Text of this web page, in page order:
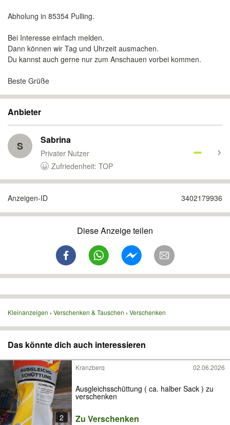
Abholung in 85354 Pulling.
Bei Interesse einfach melden.
Dann können wir Tag und Uhrzeit ausmachen.
Du kannst auch gerne nur zum Anschauen vorbei kommen.
Beste Grüße
Anbieter
S Sabrina
Privater Nutzer
Zufriedenheit: TOP
Anzeigen-ID 3402179936
Diese Anzeige teilen
Kleinanzeigen Verschenken & Tauschen Verschenken
Das könnte dich auch interessieren
2
Kranzberg 02.06.2026
Ausgleichsschüttung ( ca. halber Sack ) zu
verschenken
Zu Verschenken